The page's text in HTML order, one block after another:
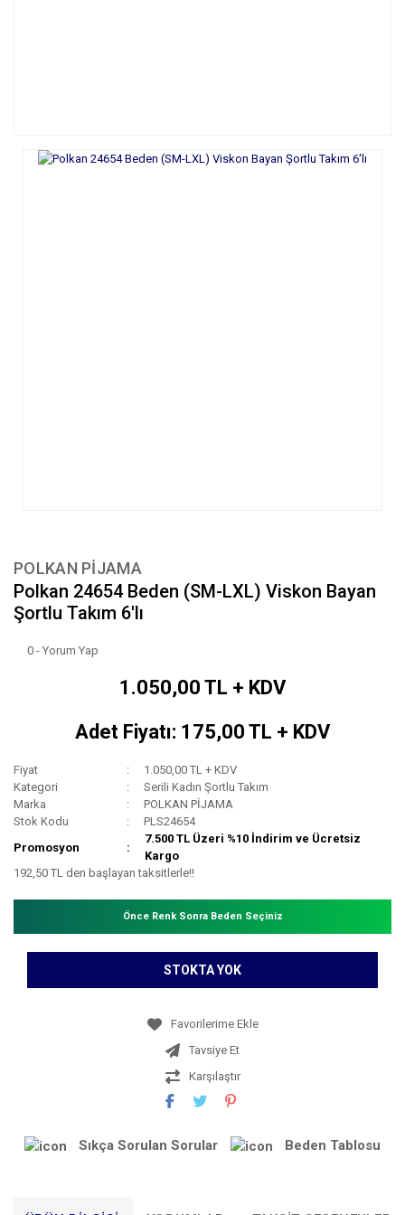
POLKAN PİJAMA
Polkan 24654 Beden (SM-LXL) Viskon Bayan
Şortlu Takım 6'lı
0 - Yorum Yap
1.050,00 TL + KDV
Adet Fiyatı: 175,00 TL + KDV
Fiyat
1.050,00 TL + KDV
Kategori
Serili Kadın Şortlu Takım
Marka
POLKAN PİJAMA
Stok Kodu
PLS24654
Promosyon
7.500 TL Üzeri %10 İndirim ve Ücretsiz
Kargo
192,50 TL den başlayan taksitlerle!!
Önce Renk Sonra Beden Seçiniz
STOKTA YOK
Tavsiye Et
Karşılaştır
Sıkça Sorulan Sorular Beden Tablosu